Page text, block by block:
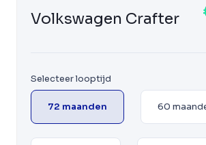
Volkswagen Crafter
Selecteer looptijd
72 maanden 60